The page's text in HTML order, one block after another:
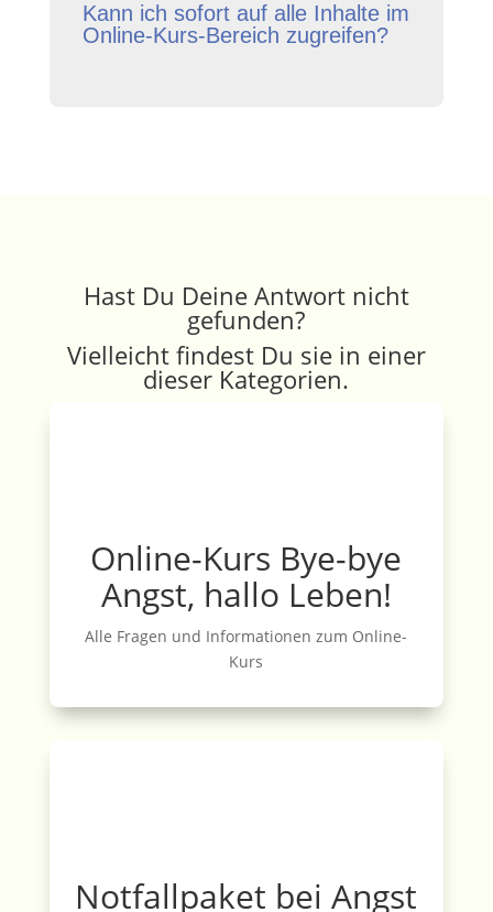
Kann ich sofort auf alle Inhalte im
Online-Kurs-Bereich zugreifen?
Hast Du Deine Antwort nicht
gefunden?
Vielleicht findest Du sie in einer
dieser Kategorien.
Online-Kurs Bye-bye
Angst, hallo Leben!
Alle Fragen und Informationen zum Online-
Kurs
Notfallpaket bei Angst